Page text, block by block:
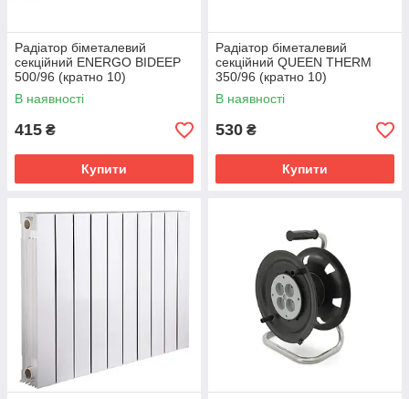
Радіатор біметалевий
секційний ENERGO BIDEEP
500/96 (кратно 10)
В наявності
415 ₴
Купити
Радіатор біметалевий
секційний QUEEN THERM
350/96 (кратно 10)
В наявності
530 ₴
Купити